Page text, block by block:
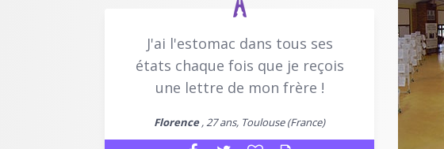
J'ai l'estomac dans tous ses
états chaque fois que je reçois
une lettre de mon frère !
Florence, 27 ans, Toulouse (France)